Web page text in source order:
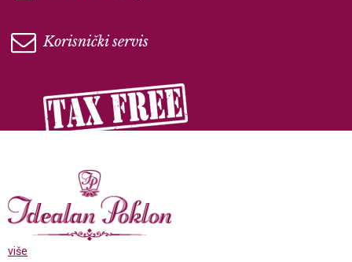
Korisnički servis
više